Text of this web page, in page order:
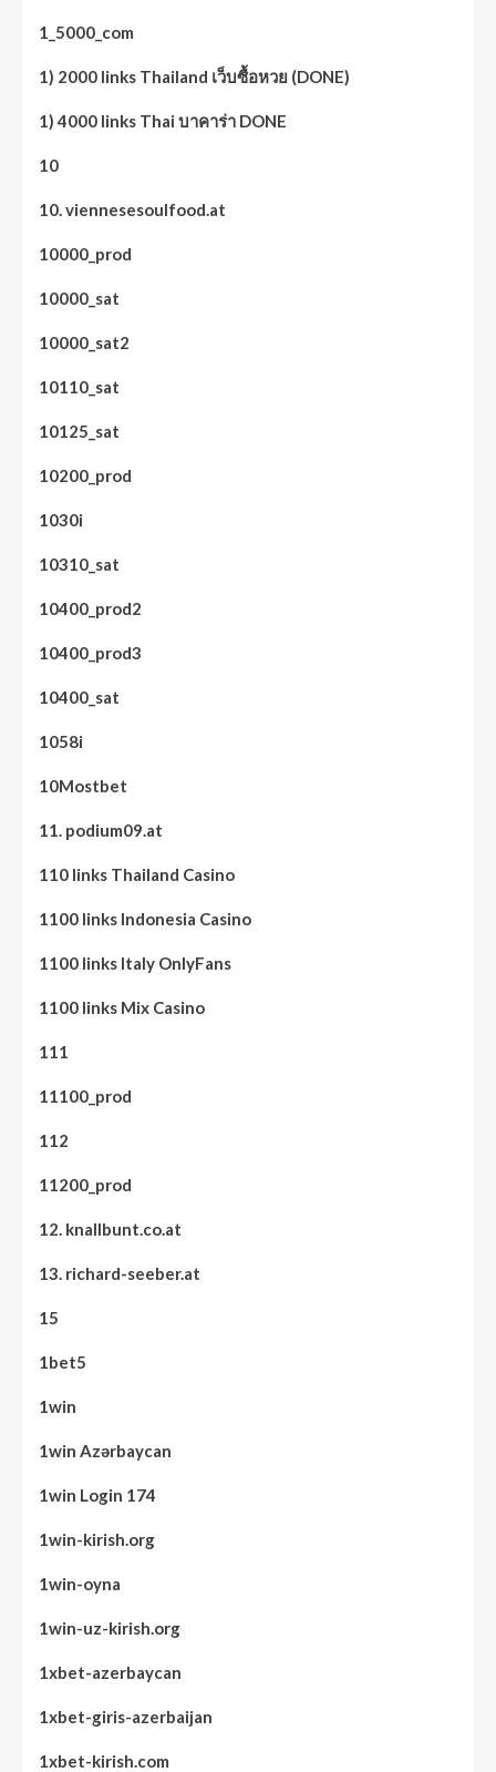
1_5000_com
1) 2000 links Thailand เว็บซื้อหวย (DONE)
1) 4000 links Thai บาคาร่า DONE
10
10. viennesesoulfood.at
10000_prod
10000_sat
10000_sat2
10110_sat
10125_sat
10200_prod
1030i
10310_sat
10400_prod2
10400_prod3
10400_sat
1058i
10Mostbet
11. podium09.at
110 links Thailand Casino
1100 links Indonesia Casino
1100 links Italy OnlyFans
1100 links Mix Casino
111
11100_prod
112
11200_prod
12. knallbunt.co.at
13. richard-seeber.at
15
1bet5
1win
1win Azərbaycan
1win Login 174
1win-kirish.org
1win-oyna
1win-uz-kirish.org
1xbet-azerbaycan
1xbet-giris-azerbaijan
1xbet-kirish.com